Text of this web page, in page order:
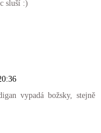
sluší :)
vypadá božsky, stejně